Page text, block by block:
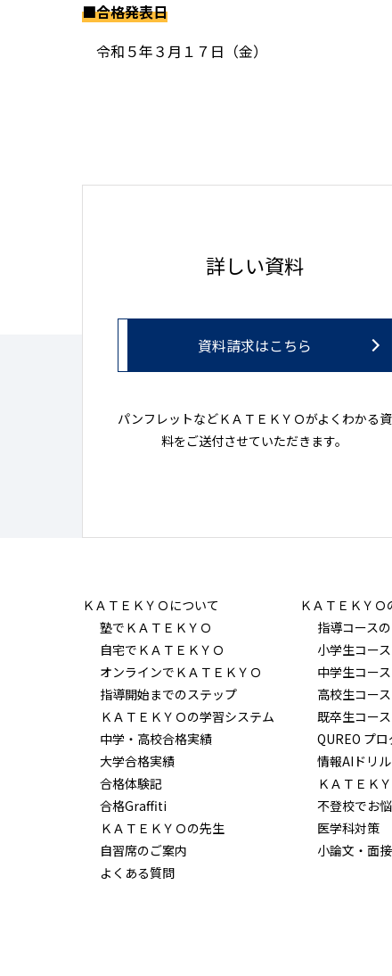
■合格発表日
令和５年３月１７日（金）
詳しい資料
資料請求はこちら
パンフレットなどＫＡＴＥＫＹＯがよくわかる資
料をご送付させていただきます。
ＫＡＴＥＫＹＯについて
塾でＫＡＴＥＫＹＯ
自宅でＫＡＴＥＫＹＯ
オンラインでＫＡＴＥＫＹＯ
指導開始までのステップ
ＫＡＴＥＫＹＯの学習システム
中学・高校合格実績
大学合格実績
合格体験記
合格Graffiti
ＫＡＴＥＫＹＯの先生
自習席のご案内
よくある質問
ＫＡＴＥＫＹＯ
指導コース
小学生コース
中学生コース
高校生コース
既卒生コース
QUREO プ
情報AIドリル
ＫＡＴＥＫ
不登校でお
医学科対策
小論文・面